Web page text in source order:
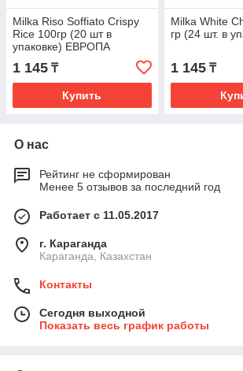
Milka Riso Soffiato Crispy
Rice 100гр (20 шт в
упаковке) ЕВРОПА
1 145 ₸
Купить
Milka White
гр (24 шт. в
1 145₸
О нас
Рейтинг не сформирован
Менее 5 отзывов за последний год
Работает с 11.05.2017
г. Караганда
Караганда, Казахстан
Контакты
Сегодня выходной
Показать весь график работы